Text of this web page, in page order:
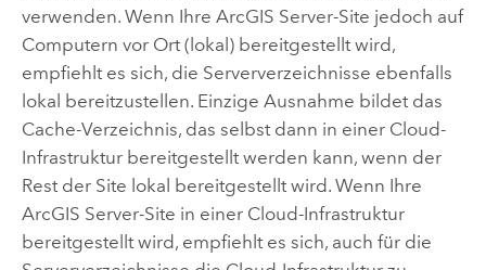
verwenden. Wenn Ihre ArcGIS Server-Site jedoch auf
Computern vor Ort (lokal) bereitgestellt wird,
empfiehlt es sich, die Serververzeichnisse ebenfalls
lokal bereitzustellen. Einzige Ausnahme bildet das
Cache-Verzeichnis, das selbst dann in einer Cloud-
Infrastruktur bereitgestellt werden kann, wenn der
Rest der Site lokal bereitgestellt wird. Wenn Ihre
ArcGIS Server-Site in einer Cloud-Infrastruktur
bereitgestellt wird, empfiehlt es sich, auch für die